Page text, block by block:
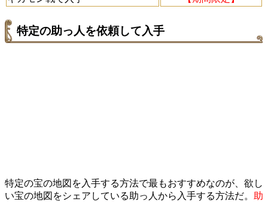
特定の助っ人を依頼して入手
特定の宝の地図を入手する方法で最もおすすめなのが、欲し
い宝の地図をシェアしている助っ人から入手する方法だ。
助